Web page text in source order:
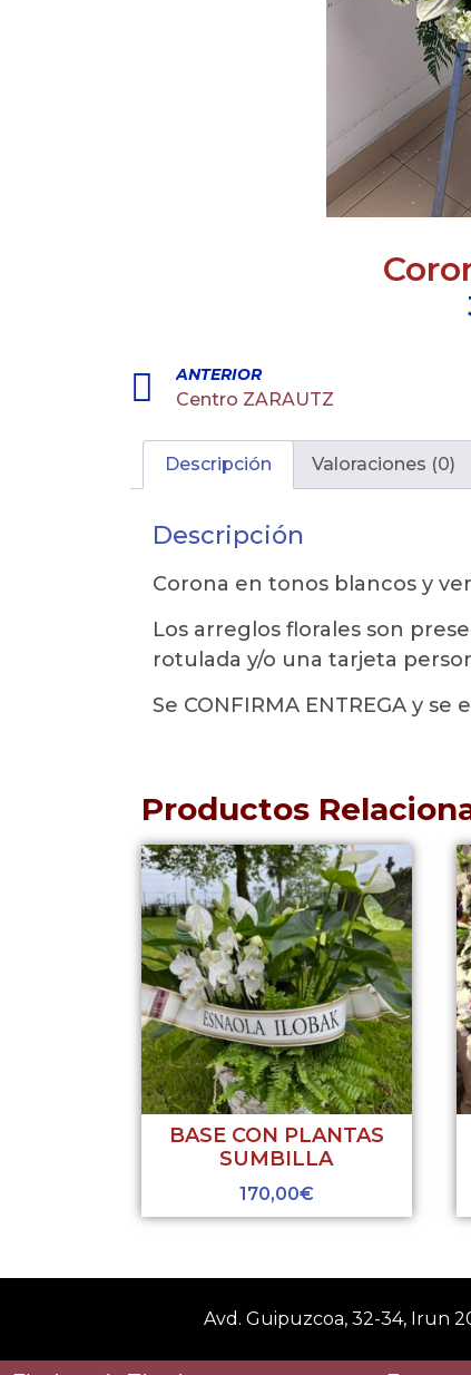
ANTERIOR
Centro ZARAUTZ
Descripción Valoraciones (0)
Descripción
Corona en tonos blancos y
Los arreglos florales son
rotulada y/o una tarjeta
Se CONFIRMA ENTREGA y se
Productos
BASE CON PLANTAS
SUMBILLA
170,00€
Avd. Guipuzcoa, 32-34, Irun